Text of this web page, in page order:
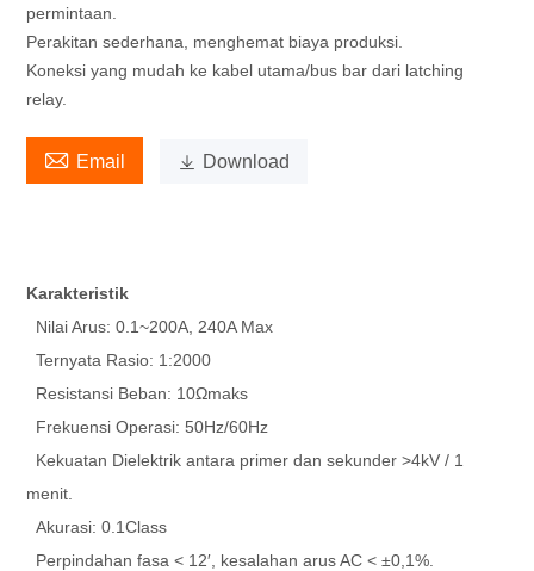
permintaan.
Perakitan sederhana, menghemat biaya produksi.
Koneksi yang mudah ke kabel utama/bus bar dari latching
relay.
 Email  Download
Karakteristik
Nilai Arus: 0.1~200A, 240A Max
Ternyata Rasio: 1:2000
Resistansi Beban: 10Ωmaks
Frekuensi Operasi: 50Hz/60Hz
Kekuatan Dielektrik antara primer dan sekunder >4kV / 1
menit.
Akurasi: 0.1Class
Perpindahan fasa < 12′, kesalahan arus AC < ±0,1%.